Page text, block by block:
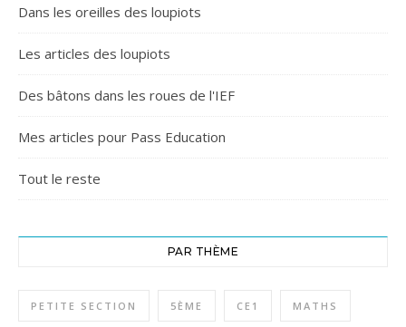
Dans les oreilles des loupiots
Les articles des loupiots
Des bâtons dans les roues de l'IEF
Mes articles pour Pass Education
Tout le reste
PAR THÈME
PETITE SECTION 5ÈME CE1 MATHS